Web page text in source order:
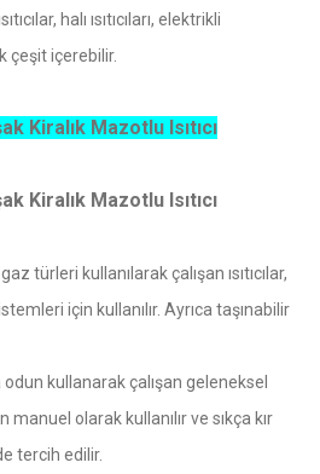
halı ısıtıcıları, elektrikli
çeşit içerebilir.
Kiralık Mazotlu Isıtıcı
Kiralık Mazotlu Isıtıcı
türleri kullanılarak çalışan ısıtıcılar,
için kullanılır. Ayrıca taşınabilir
kullanarak çalışan geleneksel
manuel olarak kullanılır ve sıkça kır
tercih edilir.